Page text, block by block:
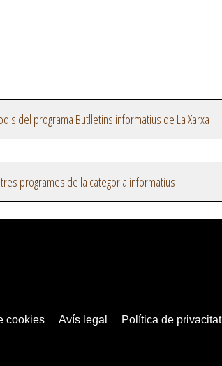
del programa Butlletins informatius de La Xarxa
programes de la categoria informatius
cookies Avís legal Política de privacitat